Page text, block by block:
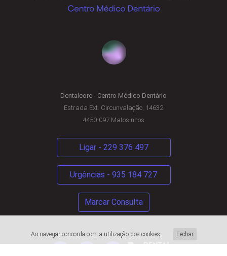
Ao navegar concorda com a utilização dos cookies. Fechar
Dentalcore - Centro Médico Dentário
Estrada Ext. Circunvalação, 14632
4450-097 Matosinhos
Ligar - 229 376 497
Urgências - 935 184 727
Marcar Consulta